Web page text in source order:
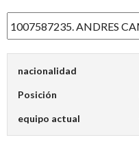
nacionalidad
Posición
equipo actual